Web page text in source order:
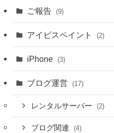
ご報告 (9)
アイビスペイント (2)
iPhone (3)
ブログ運営 (17)
レンタルサーバー (2)
ブログ関連 (4)